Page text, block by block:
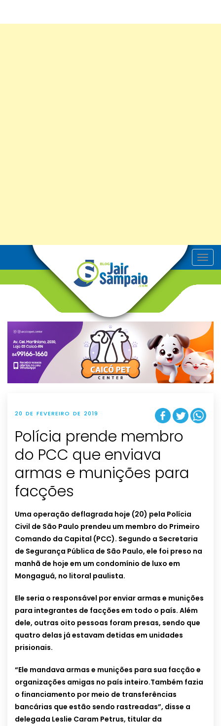
T
o
v
g
t
i
o
n
20 DE FEVEREIRO DE 2019
Polícia prende membro
do PCC que enviava
armas e munições para
facções
Uma operação deflagrada hoje (20) pela Polícia
Civil de São Paulo prendeu um membro do Primeiro
Comando da Capital (PCC). Segundo a Secretaria
de Segurança Pública de São Paulo, ele foi preso na
manhã de hoje em um condomínio de luxo em
Mongaguá, no litoral paulista.
Ele seria o responsável por enviar armas e munições
para integrantes de facções em todo o país. Além
dele, outras oito pessoas foram presas, sendo que
quatro delas já estavam detidas em unidades
prisionais.
“Ele mandava armas e munições para sua facção e
organizações amigas no país inteiro.Também fazia
o financiamento por meio de transferências
bancárias que estão sendo rastreadas”, disse a
delegada Leslie Caram Petrus, titular da